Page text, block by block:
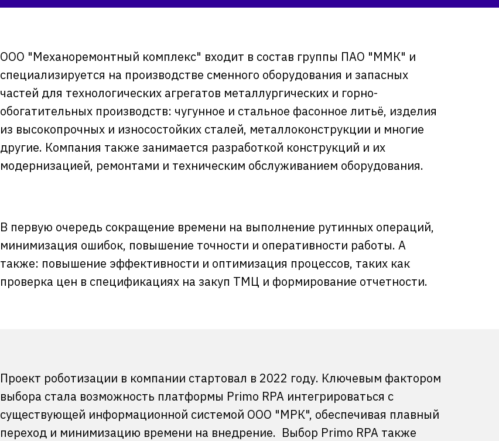
ошибок с 5% до 0%
Более 6 млн. рублей годовой эффект от RPA.
Сокращение количества ошибок с 5% до 0%.
ООО "Механоремонтный комплекс" входит в состав группы ПАО "ММК" и
специализируется на производстве сменного оборудования и запасных
частей для технологических агрегатов металлургических и горно-
обогатительных производств: чугунное и стальное фасонное литьё, изделия
из высокопрочных и износостойких сталей, металлоконструкции и многие
другие. Компания также занимается разработкой конструкций и их
модернизацией, ремонтами и техническим обслуживанием оборудования.
В первую очередь сокращение времени на выполнение рутинных операций,
минимизация ошибок, повышение точности и оперативности работы. А
также: повышение эффективности и оптимизация процессов, таких как
проверка цен в спецификациях на закуп ТМЦ и формирование отчетности.
Проект роботизации в компании стартовал в 2022 году. Ключевым фактором
выбора стала возможность платформы Primo RPA интегрироваться с
существующей информационной системой ООО "МРК", обеспечивая плавный
переход и минимизацию времени на внедрение. Выбор Primo RPA также